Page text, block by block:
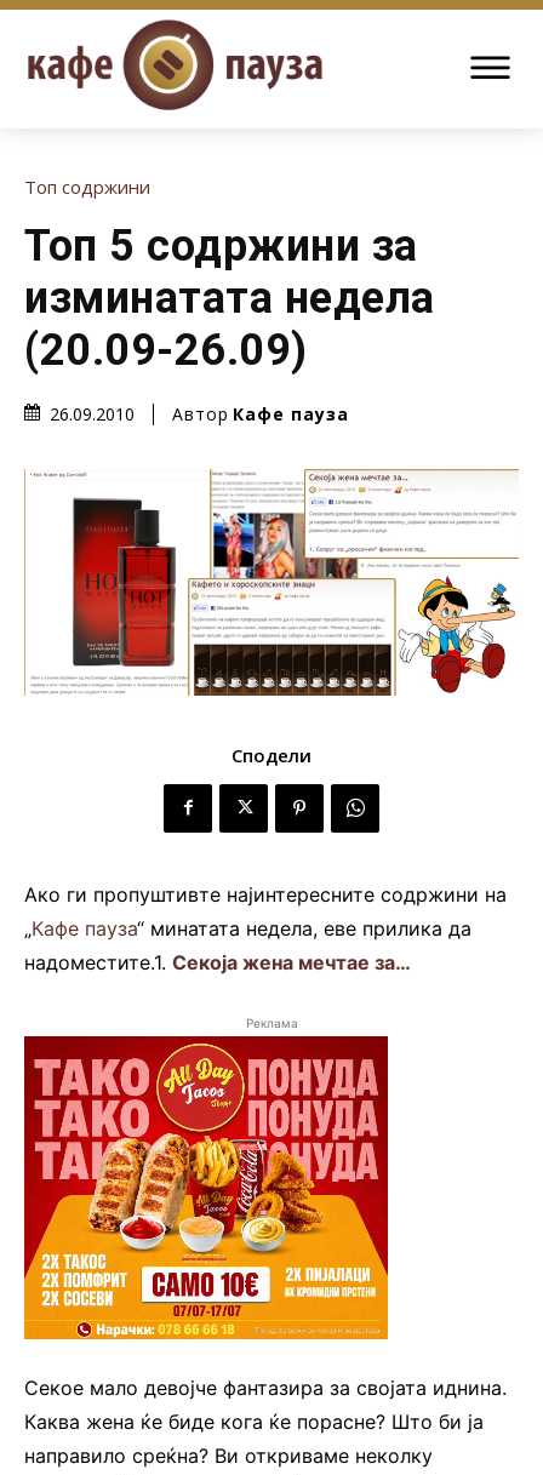
Топ содржини
Топ 5 содржини за
изминатата недела
(20.09-26.09)
26.09.2010 Автор Кафе пауза
Сподели
Aко ги пропуштивте најинтересните содржини на
„Кафе пауза“ минатата недела, еве прилика да
надоместите.1. Секоја жена мечтае за…
Реклама
Секое мало девојче фантазира за својата иднина.
Каква жена ќе биде кога ќе порасне? Што би ја
направило среќна? Ви откриваме неколку